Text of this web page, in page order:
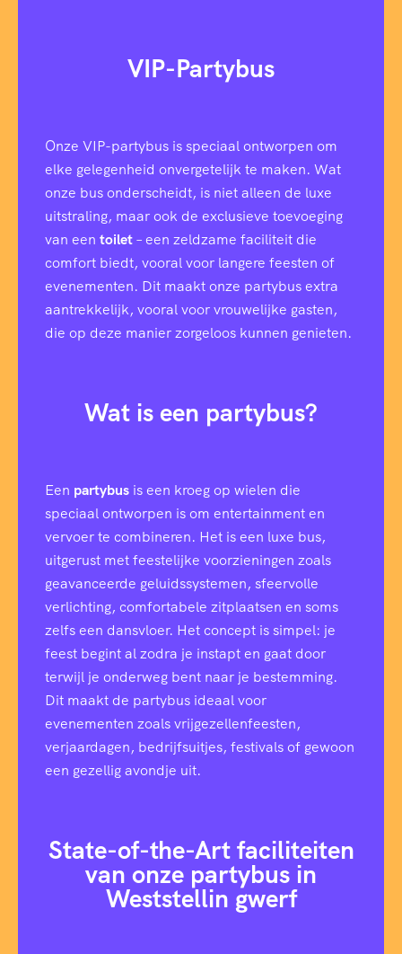
VIP-Partybus
Onze VIP-partybus is speciaal ontworpen om
elke gelegenheid onvergetelijk te maken. Wat
onze bus onderscheidt, is niet alleen de luxe
uitstraling, maar ook de exclusieve toevoeging
van een toilet– een zeldzame faciliteit die
comfort biedt, vooral voor langere feesten of
evenementen. Dit maakt onze partybus extra
aantrekkelijk, vooral voor vrouwelijke gasten,
die op deze manier zorgeloos kunnen genieten.
Wat is een partybus?
Een partybus is een kroeg op wielen die
speciaal ontworpen is om entertainment en
vervoer te combineren. Het is een luxe bus,
uitgerust met feestelijke voorzieningen zoals
geavanceerde geluidssystemen, sfeervolle
verlichting, comfortabele zitplaatsen en soms
zelfs een dansvloer. Het concept is simpel: je
feest begint al zodra je instapt en gaat door
terwijl je onderweg bent naar je bestemming.
Dit maakt de partybus ideaal voor
evenementen zoals vrijgezellenfeesten,
verjaardagen, bedrijfsuitjes, festivals of gewoon
een gezellig avondje uit.
State-of-the-Art faciliteiten
van onze partybus in
Weststellin gwerf